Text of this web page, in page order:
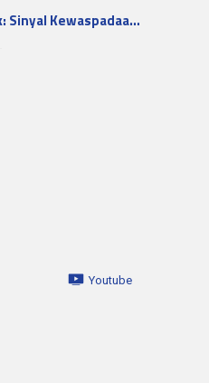
Sinyal Kewaspadaa…
Youtube